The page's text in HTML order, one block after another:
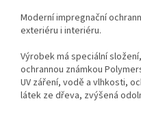
Moderní impregnační
exteriéru i interiéru.
Výrobek má speciální
ochrannou známkou
UV záření, vodě a vlhkosti,
látek ze dřeva, zvýšená